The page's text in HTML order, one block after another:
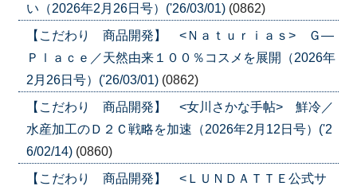
い（2026年2月26日号）('26/03/01) (0862)
【こだわり 商品開発】 <Ｎａｔｕｒｉａｓ> Ｇ―
Ｐｌａｃｅ／天然由来１００％コスメを展開（2026年
2月26日号）('26/03/01) (0862)
【こだわり 商品開発】 <女川さかな手帖> 鮮冷／
水産加工のＤ２Ｃ戦略を加速（2026年2月12日号）('2
6/02/14) (0860)
【こだわり 商品開発】 <ＬＵＮＤＡＴＴＥ公式サ